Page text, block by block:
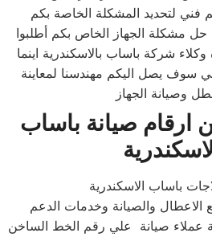
فني لتحديد المشكلة الخاصة بكم
مشكلة الجهاز الخاص بكم أطلبوا
شركة باساب بالاسكندرية اينما
سوف يصل اليكم مهندسنا لمعاينة
ارقام صيانة باساب
باساب الاسكندرية
الاعطال والصيانة وخدمات الدعم
صيانة علي رقم الخط الساخن